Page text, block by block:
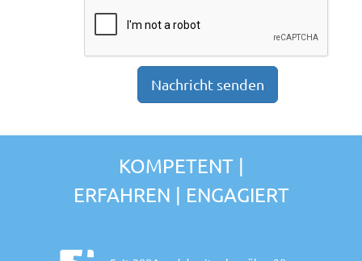
KOMPETENT |
ERFAHREN | ENGAGIERT